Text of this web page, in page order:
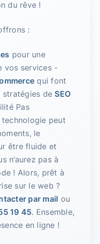
du rêve !
:
pour une
vos services -
qui font
stratégies de SEO
Pas
peut
le
être fluide et
n’aurez pas à
! Alors, prêt à
sur le web ?
par mail ou
19 45. Ensemble,
en ligne !